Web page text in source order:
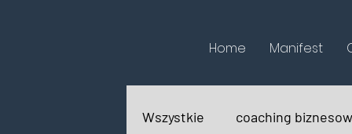
Home Manifest
Wszystkie coaching